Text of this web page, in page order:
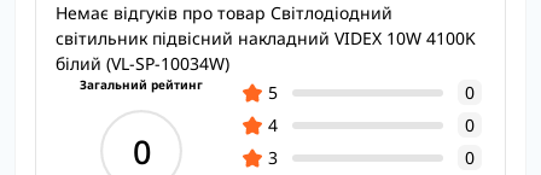
Немає відгуків про товар Світлодіодний
світильник підвісний накладний VIDEX 10W 4100K
білий (VL-SP-10034W)
Загальний рейтинг
0
5
0
4
0
3
0